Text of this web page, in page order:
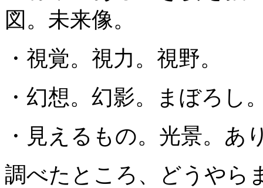
図。未来像。
・視覚。視力。視野。
・幻想。幻影。まぼろし
・見えるもの。光景。あ
調べたところ、どうやら